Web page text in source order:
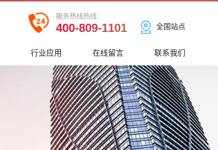
全国站点
服务热线热线：
400-809-1101
行业应用 在线留言 联系我们